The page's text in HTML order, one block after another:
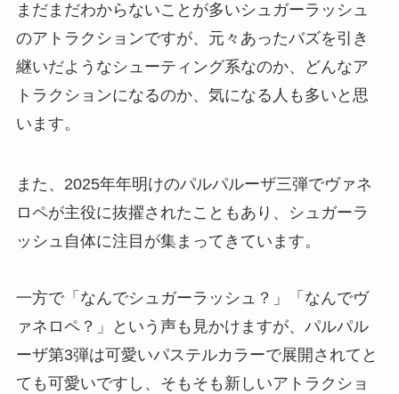
まだまだわからないことが多いシュガーラッシュ
のアトラクションですが、元々あったバズを引き
継いだようなシューティング系なのか、どんなア
トラクションになるのか、気になる人も多いと思
います。
また、2025年年明けのパルパルーザ三弾でヴァネ
ロペが主役に抜擢されたこともあり、シュガーラ
ッシュ自体に注目が集まってきています。
一方で「なんでシュガーラッシュ？」「なんでヴ
ァネロペ？」という声も見かけますが、パルパル
ーザ第3弾は可愛いパステルカラーで展開されてと
ても可愛いですし、そもそも新しいアトラクショ